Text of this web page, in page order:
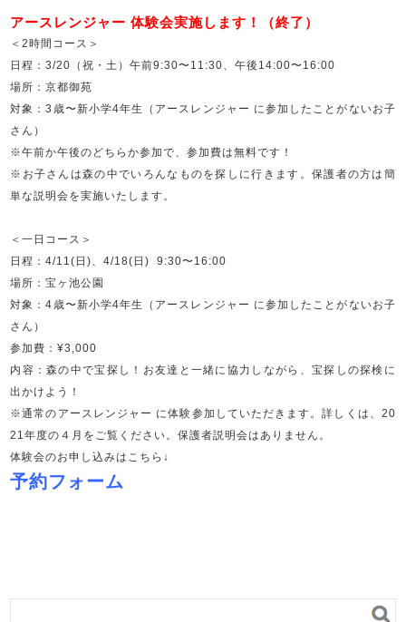
アースレンジャー 体験会実施します！（終了）
＜2時間コース＞
日程：3/20（祝・土）午前9:30〜11:30、午後14:00〜16:00
場所：京都御苑
対象：3歳〜新小学4年生（アースレンジャー に参加したことがないお子
さん）
※午前か午後のどちらか参加で、参加費は無料です！
※お子さんは森の中でいろんなものを探しに行きます。保護者の方は簡
単な説明会を実施いたします。
＜一日コース＞
日程：4/11(日)、4/18(日) 9:30〜16:00
場所：宝ヶ池公園
対象：4歳〜新小学4年生（アースレンジャー に参加したことがないお子
さん）
参加費：¥3,000
内容：森の中で宝探し！お友達と一緒に協力しながら、宝探しの探検に
出かけよう！
※通常のアースレンジャー に体験参加していただきます。詳しくは、20
21年度の４月をご覧ください。保護者説明会はありません。
体験会のお申し込みはこちら↓
予約フォーム